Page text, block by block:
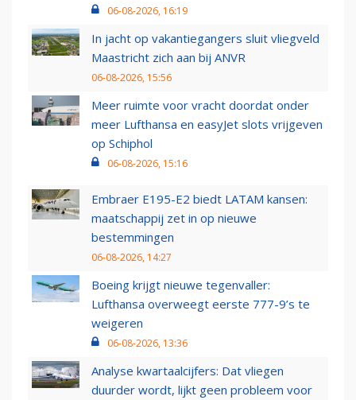
06-08-2026, 16:19
In jacht op vakantiegangers sluit vliegveld
Maastricht zich aan bij ANVR
06-08-2026, 15:56
Meer ruimte voor vracht doordat onder
meer Lufthansa en easyJet slots vrijgeven
op Schiphol
06-08-2026, 15:16
Embraer E195-E2 biedt LATAM kansen:
maatschappij zet in op nieuwe
bestemmingen
06-08-2026, 14:27
Boeing krijgt nieuwe tegenvaller:
Lufthansa overweegt eerste 777-9’s te
weigeren
06-08-2026, 13:36
Analyse kwartaalcijfers: Dat vliegen
duurder wordt, lijkt geen probleem voor